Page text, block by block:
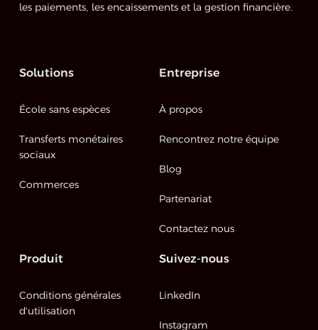
les paiements, les encaissements et la gestion financière.
Solutions
École sans espèces
Transferts monétaires
sociaux
Commerces
Entreprise
À propos
Rencontrez notre équipe
Blog
Partenariat
Contactez nous
Produit
Conditions générales
d'utilisation
Suivez-nous
LinkedIn
Instagram